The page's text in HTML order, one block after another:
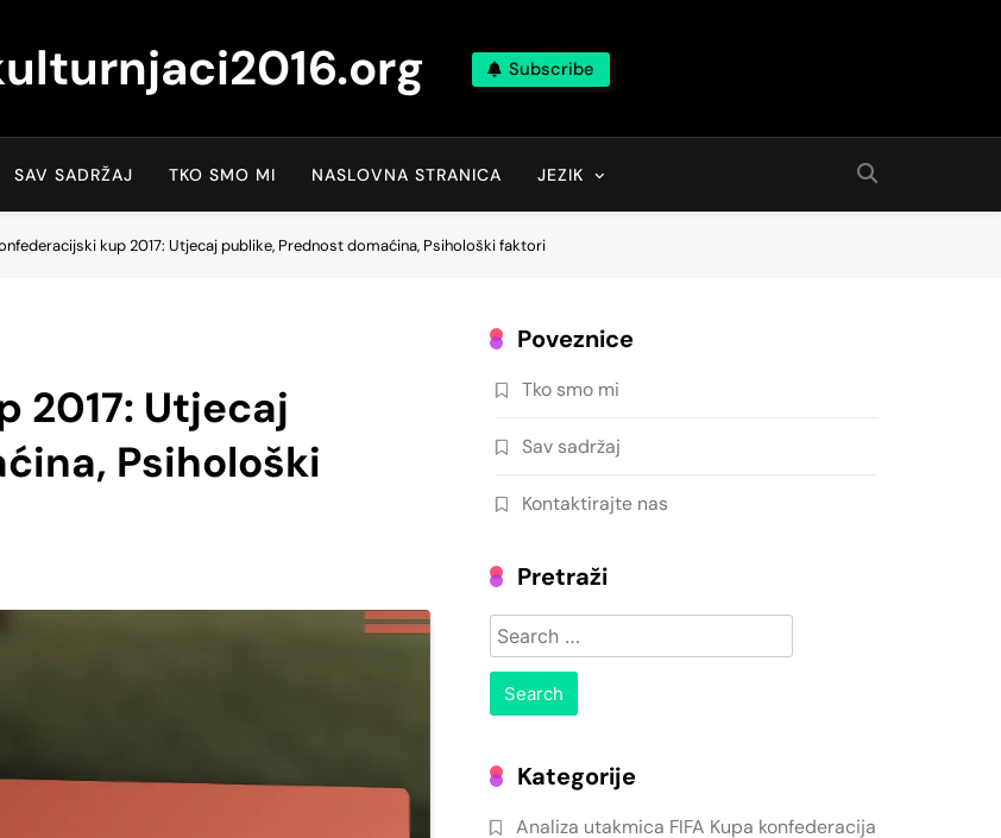
Subscribe
SAV SADRŽAJ TKO SMO MI NASLOVNA STRANICA JEZIK
kup 2017: Utjecaj publike, Prednost domaćina, Psihološki faktori
2017: Utjecaj
Psihološki
Poveznice
Tko smo mi
Sav sadržaj
Kontaktirajte nas
Pretraži
Search
for:
Kategorije
Analiza utakmica FIFA Kupa konfederacija